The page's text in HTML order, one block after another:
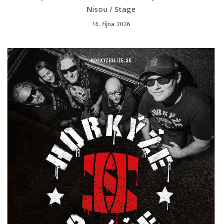
Nisou / Stage
16. října 2026